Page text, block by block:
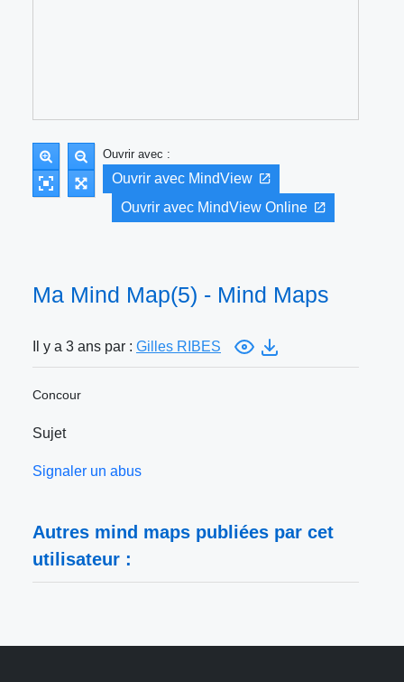
Ouvrir avec :
Ouvrir avec MindView
Ouvrir avec MindView Online
Ma Mind Map(5) - Mind Maps
Il y a 3 ans par : Gilles RIBES
Concour
Sujet
Signaler un abus
Autres mind maps publiées par cet
utilisateur :